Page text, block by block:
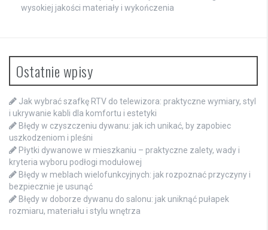
wysokiej jakości materiały i wykończenia
Ostatnie wpisy
Jak wybrać szafkę RTV do telewizora: praktyczne wymiary, styl
i ukrywanie kabli dla komfortu i estetyki
Błędy w czyszczeniu dywanu: jak ich unikać, by zapobiec
uszkodzeniom i pleśni
Płytki dywanowe w mieszkaniu – praktyczne zalety, wady i
kryteria wyboru podłogi modułowej
Błędy w meblach wielofunkcyjnych: jak rozpoznać przyczyny i
bezpiecznie je usunąć
Błędy w doborze dywanu do salonu: jak uniknąć pułapek
rozmiaru, materiału i stylu wnętrza